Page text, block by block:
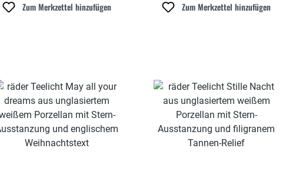
Zum Merkzettel hinzufügen Zum Merkzettel hinzufügen